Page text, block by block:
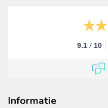
9.1 / 10
Informatie